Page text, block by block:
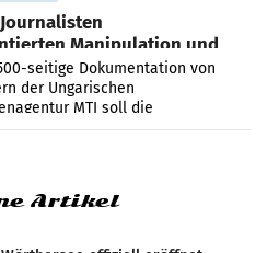
Manipulation und
seitige Dokumentation von
der Ungarischen
MTI soll die
Nachrichten-Manipulation und
Artikel